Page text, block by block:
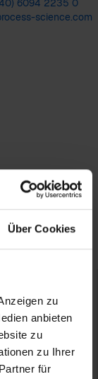
Über Cookies
zu
anbieten
zu
zu Ihrer
für
6094 2235 0
science.com